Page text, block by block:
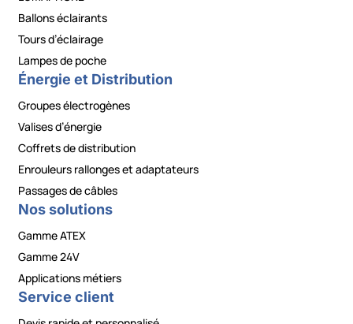
Ballons éclairants
Tours d’éclairage
Lampes de poche
Énergie et Distribution
Groupes électrogènes
Valises d’énergie
Coffrets de distribution
Enrouleurs rallonges et adaptateurs
Passages de câbles
Nos solutions
Gamme ATEX
Gamme 24V
Applications métiers
Service client